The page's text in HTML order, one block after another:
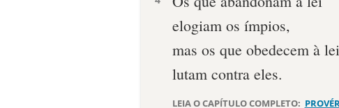
elogiam os ímpios,
mas os que obedecem à lei
lutam contra eles.
LEIA O CAPÍTULO COMPLETO: